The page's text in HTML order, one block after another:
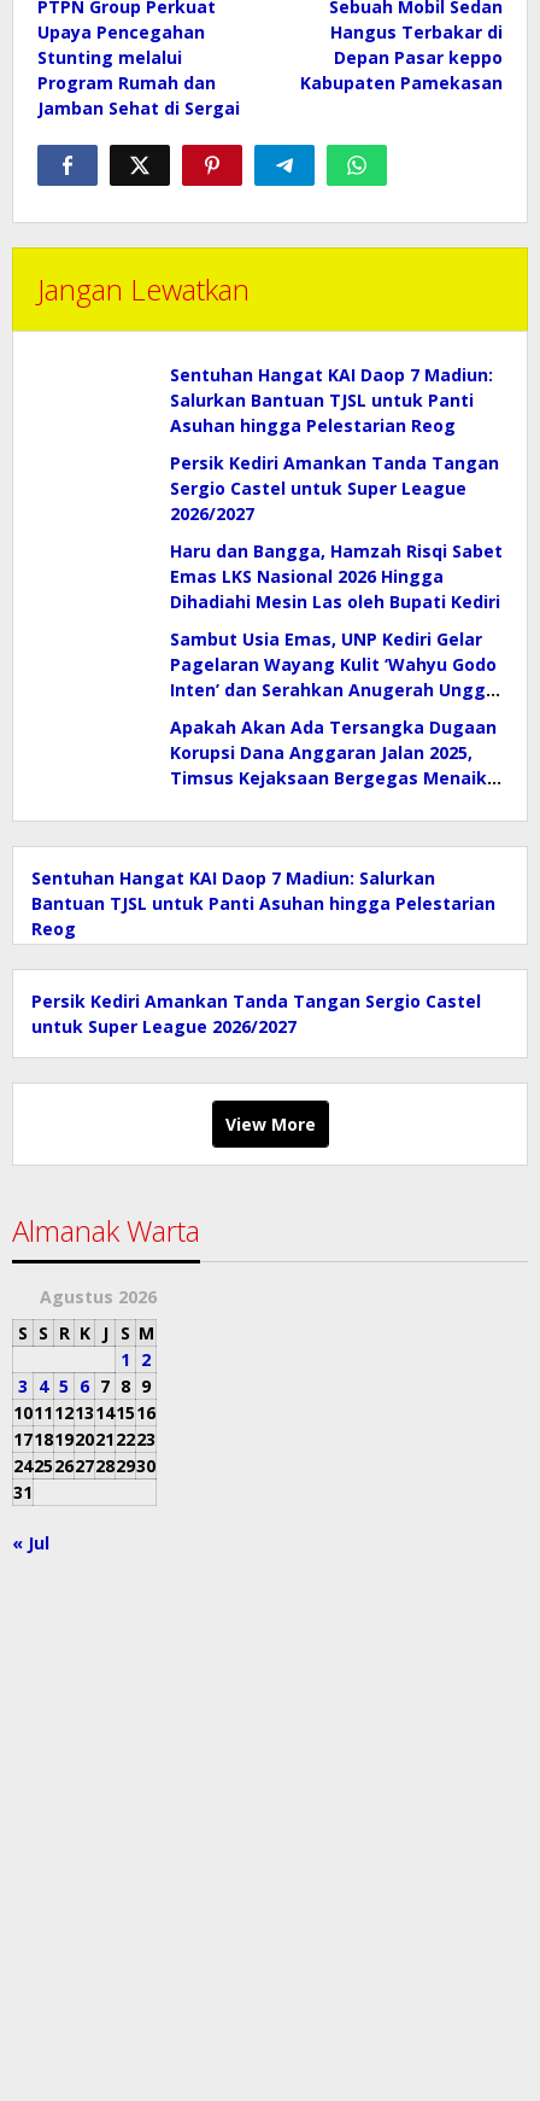
pos
PTPN Group Perkuat
Upaya Pencegahan
Stunting melalui
Program Rumah dan
Jamban Sehat di Sergai
Sebuah Mobil Sedan
Hangus Terbakar di
Depan Pasar keppo
Kabupaten Pamekasan
Jangan Lewatkan
Sentuhan Hangat KAI Daop 7 Madiun:
Salurkan Bantuan TJSL untuk Panti
Asuhan hingga Pelestarian Reog
Persik Kediri Amankan Tanda Tangan
Sergio Castel untuk Super League
2026/2027
Haru dan Bangga, Hamzah Risqi Sabet
Emas LKS Nasional 2026 Hingga
Dihadiahi Mesin Las oleh Bupati Kediri
Sambut Usia Emas, UNP Kediri Gelar
Pagelaran Wayang Kulit ‘Wahyu Godo
Inten’ dan Serahkan Anugerah Unggul
2026
Apakah Akan Ada Tersangka Dugaan
Korupsi Dana Anggaran Jalan 2025,
Timsus Kejaksaan Bergegas Menaiki
Sentuhan Hangat KAI Daop 7 Madiun: Salurkan
Bantuan TJSL untuk Panti Asuhan hingga Pelestarian
Reog
Persik Kediri Amankan Tanda Tangan Sergio Castel
untuk Super League 2026/2027
View More
Almanak Warta
Agustus 2026
S S R K J S M
1 2
3 4 5 6 7 8 9
10111213141516
17181920212223
24252627282930
31
« Jul